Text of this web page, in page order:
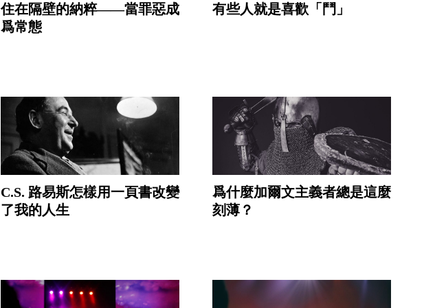
住在隔壁的納粹——當罪惡成
爲常態
有些人就是喜歡「鬥」
C.S. 路易斯怎樣用一頁書改變
了我的人生
爲什麼加爾文主義者總是這麼
刻薄？